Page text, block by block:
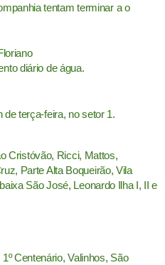
tentam terminar a o
diário de água.
terça-feira, no setor 1.
Cristóvão, Ricci, Mattos,
Parte Alta Boqueirão, Vila
São José, Leonardo Ilha I, II e
Centenário, Valinhos, São